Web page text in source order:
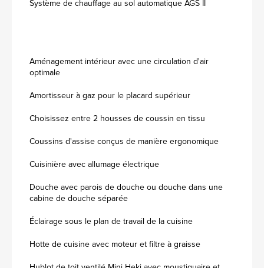
Système de chauffage au sol automatique AGS II
Aménagement intérieur avec une circulation d'air
optimale
Amortisseur à gaz pour le placard supérieur
Choisissez entre 2 housses de coussin en tissu
Coussins d'assise conçus de manière ergonomique
Cuisinière avec allumage électrique
Douche avec parois de douche ou douche dans une
cabine de douche séparée
Éclairage sous le plan de travail de la cuisine
Hotte de cuisine avec moteur et filtre à graisse